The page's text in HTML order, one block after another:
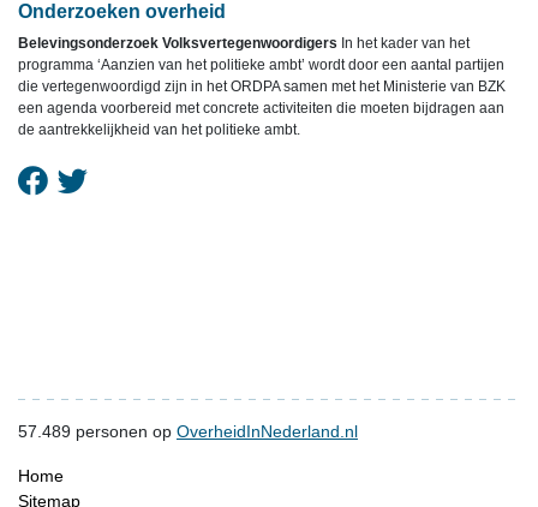
Onderzoeken overheid
Belevingsonderzoek Volksvertegenwoordigers In het kader van het
programma ‘Aanzien van het politieke ambt’ wordt door een aantal partijen
die vertegenwoordigd zijn in het ORDPA samen met het Ministerie van BZK
een agenda voorbereid met concrete activiteiten die moeten bijdragen aan
de aantrekkelijkheid van het politieke ambt.
57.489 personen op OverheidInNederland.nl
Home
Sitemap